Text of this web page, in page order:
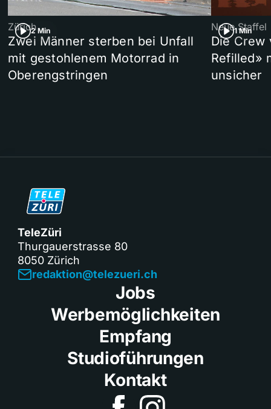
2 Min
Zürich
Zwei Männer sterben bei Unfall
mit gestohlenem Motorrad in
Oberengstringen
1 Min
Neue Staffel
Die Crew
Refilled»
unsicher
TeleZüri
Thurgauerstrasse 80
8050 Zürich
redaktion@telezueri.ch
Jobs
Werbemöglichkeiten
Empfang
Studioführungen
Kontakt